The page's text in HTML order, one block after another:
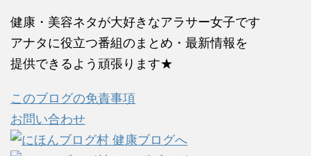
健康・美容ネタが大好きなアラサー女子です
アナタに役立つ番組のまとめ・最新情報を
提供できるよう頑張ります★
このブログの免責事項
お問い合わせ